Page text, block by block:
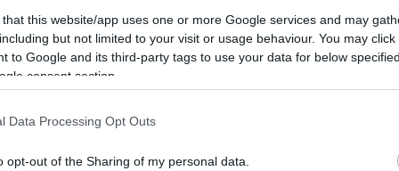
that this website/app uses one or more Google services and may
but not limited to your visit or usage behaviour. You may
to Google and its third-party tags to use your data for below
consent section.
Data Processing Opt Outs
opt-out of the Sharing of my personal data.